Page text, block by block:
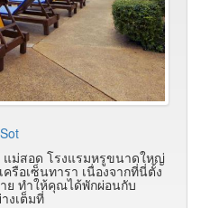
แม่สอด โรงแรมหรูขนาดใหญ่
รือเซ็นทารา เนื่องจากที่นี่ตั้ง
ย ทำให้คุณได้พักผ่อนกับ
งเต็มที่